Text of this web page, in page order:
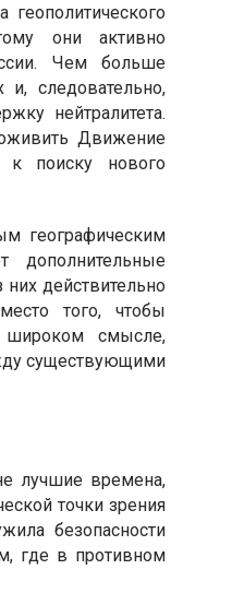
они активно
Чем больше
и, следовательно,
нейтралитета.
оживить Движение
к поиску нового
географическим
дополнительные
действительно
того, чтобы
широком смысле,
существующими
лучшие времена,
точки зрения
безопасности
где в противном